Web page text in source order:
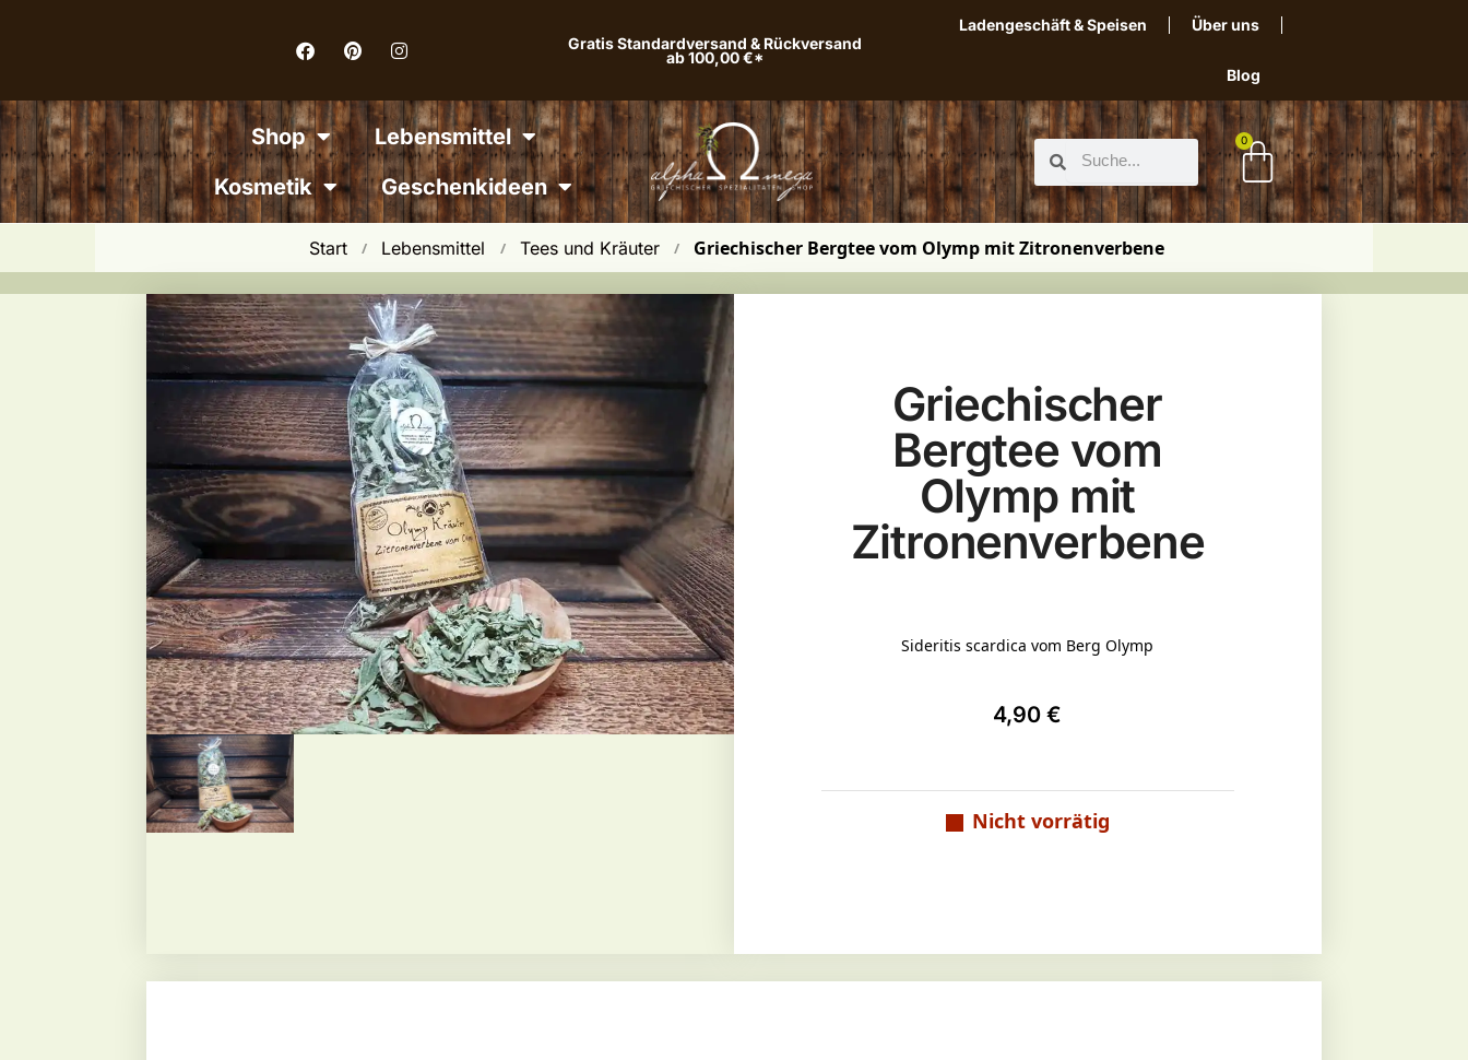
Gratis Standardversand & Rückversand
ab 100,00 €*
Ladengeschäft & Speisen Über uns
Blog
Shop
Lebensmittel
Kosmetik
Geschenkideen
0
Start / Lebensmittel / Tees und Kräuter / Griechischer Bergtee vom Olymp mit Zitronenverbene
Griechischer
Bergtee vom
Olymp mit
Zitronenverbene
Sideritis scardica vom Berg Olymp
4,90€
Nicht vorrätig